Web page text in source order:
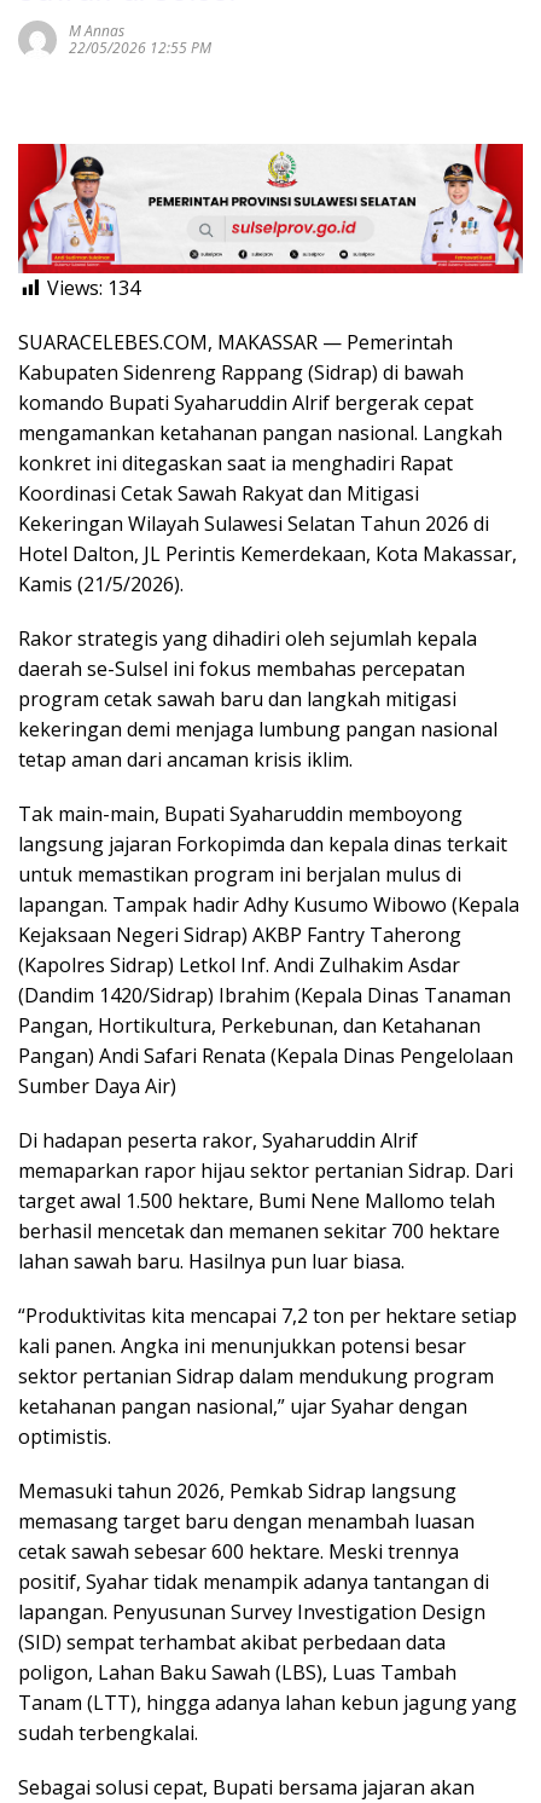
M Annas
22/05/2026 12:55 PM
Views: 134
SUARACELEBES.COM, MAKASSAR — Pemerintah
Kabupaten Sidenreng Rappang (Sidrap) di bawah
komando Bupati Syaharuddin Alrif bergerak cepat
mengamankan ketahanan pangan nasional. Langkah
konkret ini ditegaskan saat ia menghadiri Rapat
Koordinasi Cetak Sawah Rakyat dan Mitigasi
Kekeringan Wilayah Sulawesi Selatan Tahun 2026 di
Hotel Dalton, JL Perintis Kemerdekaan, Kota Makassar,
Kamis (21/5/2026).
Rakor strategis yang dihadiri oleh sejumlah kepala
daerah se-Sulsel ini fokus membahas percepatan
program cetak sawah baru dan langkah mitigasi
kekeringan demi menjaga lumbung pangan nasional
tetap aman dari ancaman krisis iklim.
Tak main-main, Bupati Syaharuddin memboyong
langsung jajaran Forkopimda dan kepala dinas terkait
untuk memastikan program ini berjalan mulus di
lapangan. Tampak hadir Adhy Kusumo Wibowo (Kepala
Kejaksaan Negeri Sidrap) AKBP Fantry Taherong
(Kapolres Sidrap) Letkol Inf. Andi Zulhakim Asdar
(Dandim 1420/Sidrap) Ibrahim (Kepala Dinas Tanaman
Pangan, Hortikultura, Perkebunan, dan Ketahanan
Pangan) Andi Safari Renata (Kepala Dinas Pengelolaan
Sumber Daya Air)
Di hadapan peserta rakor, Syaharuddin Alrif
memaparkan rapor hijau sektor pertanian Sidrap. Dari
target awal 1.500 hektare, Bumi Nene Mallomo telah
berhasil mencetak dan memanen sekitar 700 hektare
lahan sawah baru. Hasilnya pun luar biasa.
“Produktivitas kita mencapai 7,2 ton per hektare setiap
kali panen. Angka ini menunjukkan potensi besar
sektor pertanian Sidrap dalam mendukung program
ketahanan pangan nasional,” ujar Syahar dengan
optimistis.
Memasuki tahun 2026, Pemkab Sidrap langsung
memasang target baru dengan menambah luasan
cetak sawah sebesar 600 hektare. Meski trennya
positif, Syahar tidak menampik adanya tantangan di
lapangan. Penyusunan Survey Investigation Design
(SID) sempat terhambat akibat perbedaan data
poligon, Lahan Baku Sawah (LBS), Luas Tambah
Tanam (LTT), hingga adanya lahan kebun jagung yang
sudah terbengkalai.
Sebagai solusi cepat, Bupati bersama jajaran akan